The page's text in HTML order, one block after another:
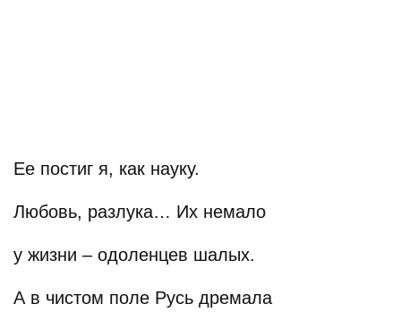
Ее постиг я, как науку.
Любовь, разлука… Их немало
у жизни – одоленцев шалых.
А в чистом поле Русь дремала